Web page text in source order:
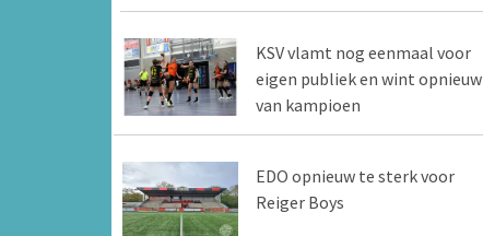
KSV vlamt nog eenmaal voor
eigen publiek en wint opnieuw
van kampioen
EDO opnieuw te sterk voor
Reiger Boys